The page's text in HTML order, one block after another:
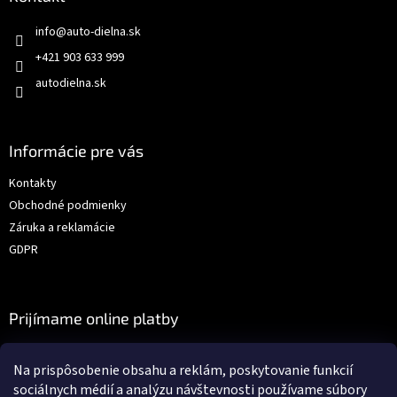
Na prispôsobenie obsahu a reklám, poskytovanie funkcií
sociálnych médií a analýzu návštevnosti používame súbory
info@auto-dielna.sk
+421 903 633 999
autodielna.sk
Informácie pre vás
Kontakty
Obchodné podmienky
Záruka a reklamácie
GDPR
Prijímame online platby